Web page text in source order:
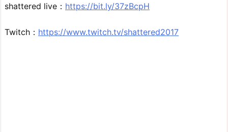
shattered live： https://bit.ly/37zBcpH
Twitch： https://www.twitch.tv/shattered2017